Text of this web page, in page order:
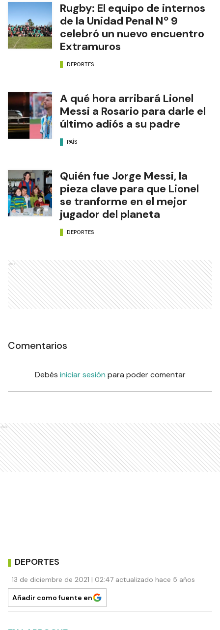
Rugby: El equipo de internos
de la Unidad Penal Nº 9
celebró un nuevo encuentro
Extramuros
DEPORTES
A qué hora arribará Lionel
Messi a Rosario para darle el
último adiós a su padre
PAÍS
Quién fue Jorge Messi, la
pieza clave para que Lionel
se tranforme en el mejor
jugador del planeta
DEPORTES
Ads
Comentarios
Debés iniciar sesión para poder comentar
Ads
DEPORTES
13 de diciembre de 2021 | 02:47 actualizado hace 5 años
Añadir como fuente en